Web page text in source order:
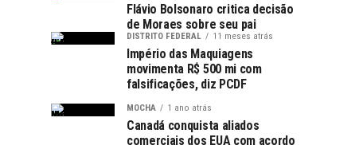
Flávio Bolsonaro critica decisão
de Moraes sobre seu pai
DISTRITO FEDERAL 11 meses atrás
Império das Maquiagens
movimenta R$ 500 mi com
falsificações, diz PCDF
MOCHA 1 ano atrás
Canadá conquista aliados
comerciais dos EUA com acordo